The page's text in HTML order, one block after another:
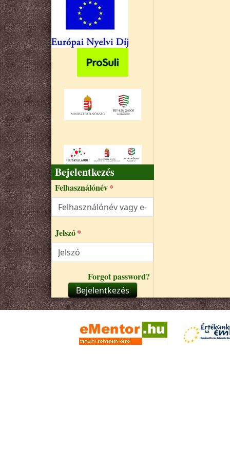
Bejelentkezés
Felhasználónév
Jelszó
Forgot password?
Bejelentkezés